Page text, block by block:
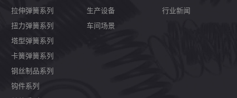
拉伸弹簧系列
扭力弹簧系列
塔型弹簧系列
卡簧弹簧系列
钢丝制品系列
钩件系列
生产设备
车间场景
行业新闻